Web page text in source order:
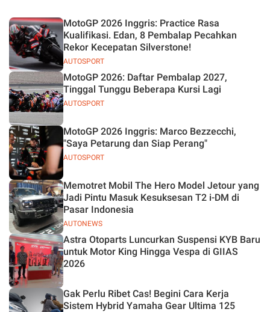
Silverstone!
AUTOSPORT
MotoGP 2026 Inggris: Practice Rasa
Kualifikasi. Edan, 8 Pembalap Pecahkan
Rekor Kecepatan Silverstone!
AUTOSPORT
MotoGP 2026: Daftar Pembalap 2027,
Tinggal Tunggu Beberapa Kursi Lagi
AUTOSPORT
MotoGP 2026 Inggris: Marco Bezzecchi,
"Saya Petarung dan Siap Perang"
AUTONEWS
Memotret Mobil The Hero Model Jetour yang
Jadi Pintu Masuk Kesuksesan T2 i-DM di
Pasar Indonesia
Astra Otoparts Luncurkan Suspensi KYB Baru
untuk Motor King Hingga Vespa di GIIAS
2026
Gak Perlu Ribet Cas! Begini Cara Kerja
Sistem Hybrid Yamaha Gear Ultima 125